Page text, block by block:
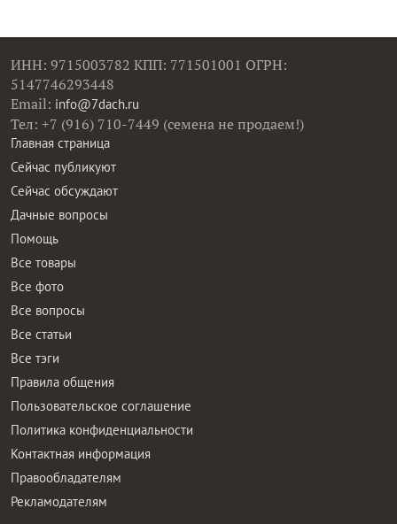
ИНН: 9715003782 КПП: 771501001 ОГРН:
5147746293448
Email: info@7dach.ru
Тел: +7 (916) 710-7449 (семена не продаем!)
Главная страница
Сейчас публикуют
Сейчас обсуждают
Дачные вопросы
Помощь
Все товары
Все фото
Все вопросы
Все статьи
Все тэги
Правила общения
Пользовательское соглашение
Политика конфиденциальности
Контактная информация
Правообладателям
Рекламодателям